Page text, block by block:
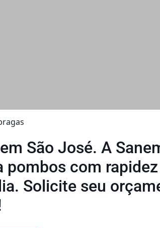
São José. A
com
Solicite seu